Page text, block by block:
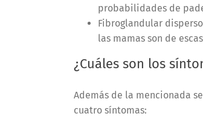
probabilidades de
Fibroglandular
las mamas son de
¿Cuáles son los
Además de la mencionada
cuatro síntomas: